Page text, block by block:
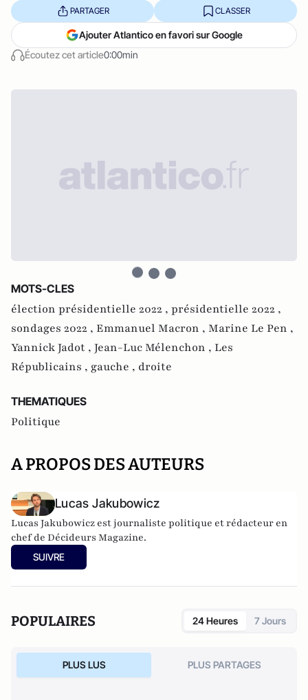
Écoutez cet article0:00min
PARTAGER CLASSER
Ajouter Atlantico en favori sur Google
MOTS-CLES
élection présidentielle 2022 , présidentielle 2022 ,
sondages 2022 , Emmanuel Macron , Marine Le Pen ,
Yannick Jadot , Jean-Luc Mélenchon , Les
Républicains , gauche , droite
THEMATIQUES
Politique
A PROPOS DES AUTEURS
Lucas Jakubowicz
Lucas Jakubowicz est journaliste politique et rédacteur en
chef de Décideurs Magazine.
SUIVRE
POPULAIRES 24 Heures 7 Jours
PLUS LUS PLUS PARTAGES